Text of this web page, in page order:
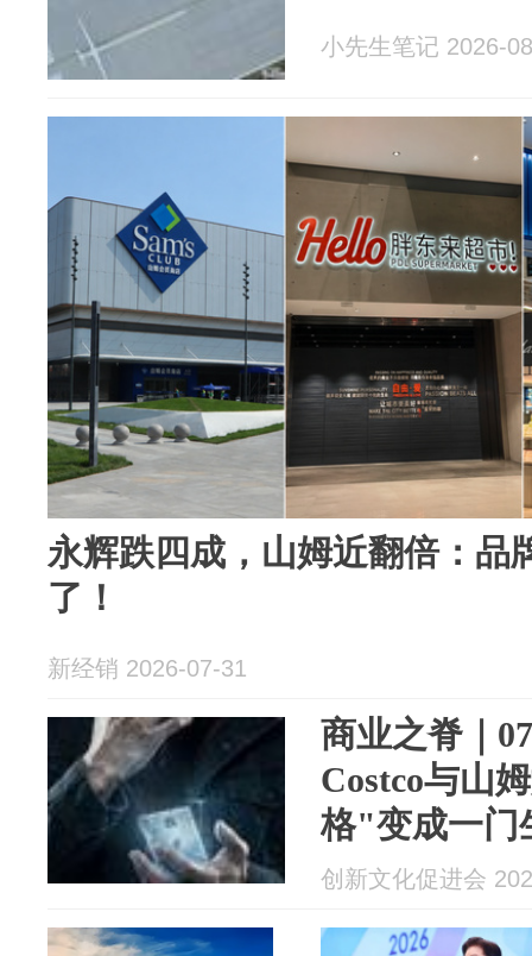
小先生笔记 2026-
永辉跌四成，山姆近翻倍：品
了！
新经销 2026-07-31
商业之脊｜
Costco与山
格"变成一门
创新文化促进会